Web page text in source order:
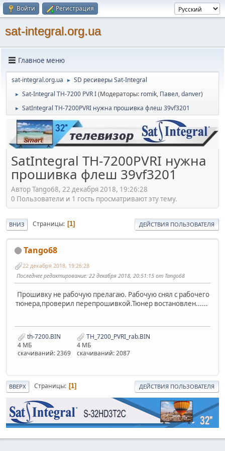
Войти Регистрация
sat-integral.org.ua
Главное меню
sat-integral.org.ua ► SD ресиверы Sat-Integral
► Sat-Integral TH-7200 PVR I(Модераторы: romik, Павел,danver)
► SatIntegral TH-7200PVRI нужна прошивка флеш 39vf3201
SatIntegral TH-7200PVRI нужна
прошивка флеш 39vf3201
Автор Tango68, 22 декабря 2018, 19:26:28
0 Пользователи и 1 гость просматривают эту тему.
ВНИЗ Страницы 1 ДЕЙСТВИЯ ПОЛЬЗОВАТЕЛЯ
Tango68
22 декабря 2018, 19:26:28
Последнее редактирование: 22 декабря 2018, 20:51:15 от Tango68
Прошивку не рабочую прелагаю. Рабочую снял с рабочего
тюнера,проверил перепрошивкой.Тюнер востановлен......
th-7200.BIN
4 МБ
скачиваний: 2369
TH_7200_PVRI_rab.BIN
4 МБ
скачиваний: 2087
ВВЕРХ Страницы 1 ДЕЙСТВИЯ ПОЛЬЗОВАТЕЛЯ